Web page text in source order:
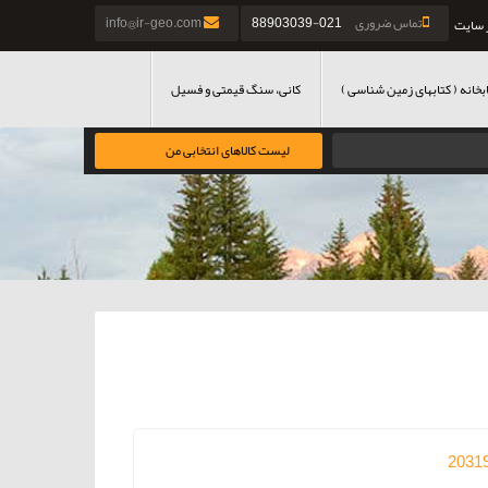
تماس ضروری 021-88903039 سایت
( کتابهای زمین شناسی ) کانی، سنگ قیمتی و فسیل
لیست کالاهای انتخابی من